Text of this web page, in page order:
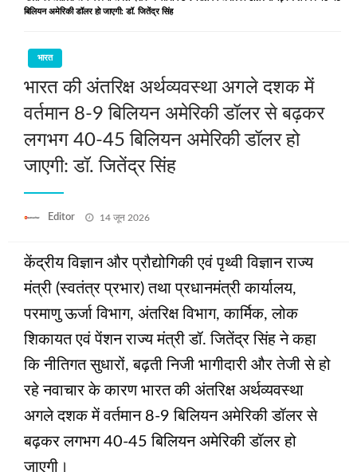
बिलियन अमेरिकी डॉलर हो जाएगी: डॉ. जितेंद्र सिंह
भारत
भारत की अंतरिक्ष अर्थव्यवस्था अगले दशक में
वर्तमान 8-9 बिलियन अमेरिकी डॉलर से बढ़कर
लगभग 40-45 बिलियन अमेरिकी डॉलर हो
जाएगी: डॉ. जितेंद्र सिंह
Editor
Posted
14 जून 2026
केंद्रीय विज्ञान और प्रौद्योगिकी एवं पृथ्वी विज्ञान राज्य
मंत्री (स्वतंत्र प्रभार) तथा प्रधानमंत्री कार्यालय,
परमाणु ऊर्जा विभाग, अंतरिक्ष विभाग, कार्मिक, लोक
शिकायत एवं पेंशन राज्य मंत्री डॉ. जितेंद्र सिंह ने कहा
कि नीतिगत सुधारों, बढ़ती निजी भागीदारी और तेजी से हो
रहे नवाचार के कारण भारत की अंतरिक्ष अर्थव्यवस्था
अगले दशक में वर्तमान 8-9 बिलियन अमेरिकी डॉलर से
बढ़कर लगभग 40-45 बिलियन अमेरिकी डॉलर हो
जाएगी।